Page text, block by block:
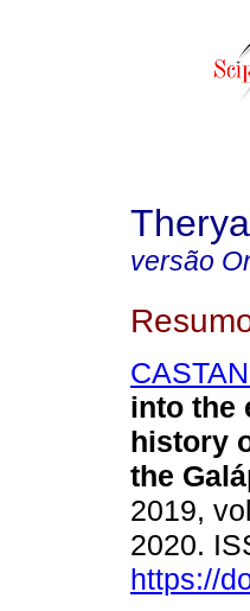
Therya
versão
into the
history
the
2019,
2020.
https://